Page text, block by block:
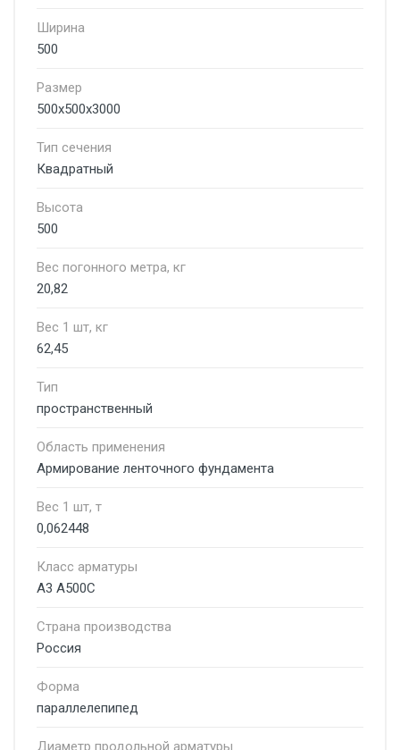
Ширина
500
Размер
500х500х3000
Тип сечения
Квадратный
Высота
500
Вес погонного метра, кг
20,82
Вес 1 шт, кг
62,45
Тип
пространственный
Область применения
Армирование ленточного фундамента
Вес 1 шт, т
0,062448
Класс арматуры
А3 А500С
Страна производства
Россия
Форма
параллелепипед
Диаметр продольной арматуры